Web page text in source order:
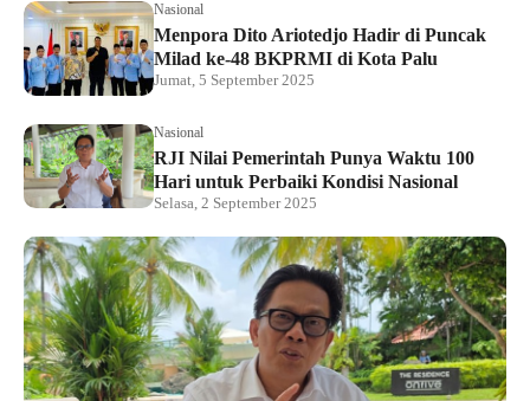
Nasional
Menpora Dito Ariotedjo Hadir di Puncak
Milad ke-48 BKPRMI di Kota Palu
Jumat, 5 September 2025
Nasional
RJI Nilai Pemerintah Punya Waktu 100
Hari untuk Perbaiki Kondisi Nasional
Selasa, 2 September 2025